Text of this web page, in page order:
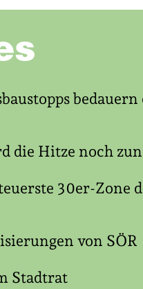
bedauern
die Hitze noch
30er-Zone
von SÖR
Stadtrat